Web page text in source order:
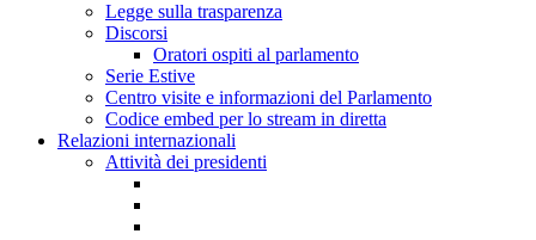
Legge sulla trasparenza
Discorsi
Oratori ospiti al parlamento
Serie Estive
Centro visite e informazioni del Parlamento
Codice embed per lo stream in diretta
Relazioni internazionali
Attività dei presidenti